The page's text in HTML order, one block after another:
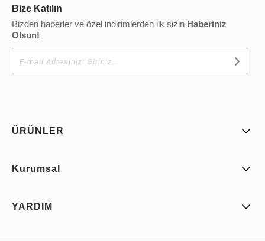
Bize Katılın
Bizden haberler ve özel indirimlerden ilk sizin Haberiniz
Olsun!
ÜRÜNLER
Kurumsal
YARDIM